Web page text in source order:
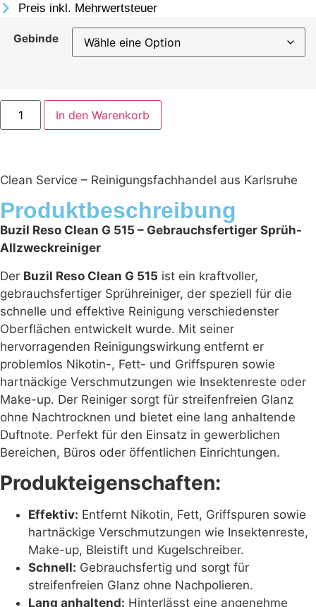
Preis inkl. Mehrwertsteuer
Gebinde
In den Warenkorb
Clean Service – Reinigungsfachhandel aus Karlsruhe
Produktbeschreibung
Buzil Reso Clean G 515 – Gebrauchsfertiger Sprüh-
Allzweckreiniger
Der Buzil Reso Clean G 515 ist ein kraftvoller,
gebrauchsfertiger Sprühreiniger, der speziell für die
schnelle und effektive Reinigung verschiedenster
Oberflächen entwickelt wurde. Mit seiner
hervorragenden Reinigungswirkung entfernt er
problemlos Nikotin-, Fett- und Griffspuren sowie
hartnäckige Verschmutzungen wie Insektenreste oder
Make-up. Der Reiniger sorgt für streifenfreien Glanz
ohne Nachtrocknen und bietet eine lang anhaltende
Duftnote. Perfekt für den Einsatz in gewerblichen
Bereichen, Büros oder öffentlichen Einrichtungen.
Produkteigenschaften:
Effektiv: Entfernt Nikotin, Fett, Griffspuren sowie
hartnäckige Verschmutzungen wie Insektenreste,
Make-up, Bleistift und Kugelschreiber.
Schnell: Gebrauchsfertig und sorgt für
streifenfreien Glanz ohne Nachpolieren.
Lang anhaltend: Hinterlässt eine angenehme